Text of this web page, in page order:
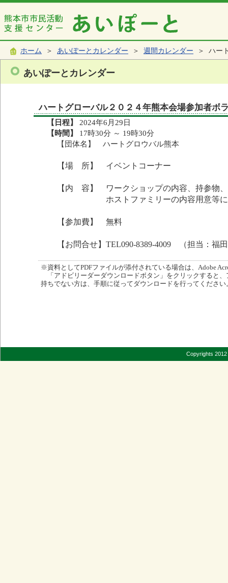
ホーム ＞ あいぽーとカレンダー ＞ 週間カレンダー ＞ ハー
あいぽーとカレンダー
ハートグローバル２０２４年熊本会場参加者ボ
【日程】
2024年6月29日
【時間】
17時30分 ～ 19時30分
【団体名】 ハートグロウバル熊本
【場 所】 イベントコーナー
【内 容】 ワークショップの内容、持参物
ホストファミリーの内容用意等につ
【参加費】 無料
【お問合せ】TEL090-8389-4009 （担当：福
※資料としてPDFファイルが添付されている場合は、Adobe
「アドビリーダーダウンロードボタン」をクリックすると
持ちでない方は、手順に従ってダウンロードを行ってください
Copyrights